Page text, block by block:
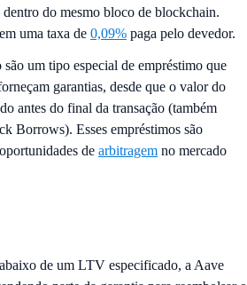
dentro do mesmo bloco de blockchain.
uma taxa de 0,09% paga pelo devedor.
um tipo especial de empréstimo que
garantias, desde que o valor do
antes do final da transação (também
Borrows). Esses empréstimos são
de arbitragem no mercado
de um LTV especificado, a Aave